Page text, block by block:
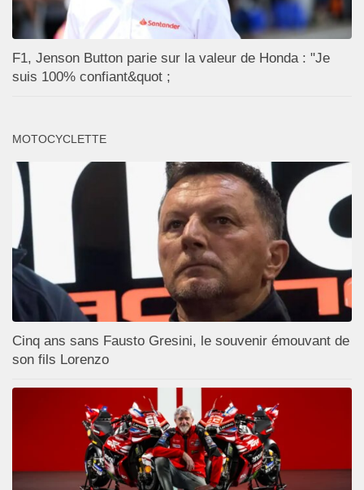
F1, Jenson Button parie sur la valeur de Honda : "Je
suis 100% confiant&quot ;
MOTOCYCLETTE
Cinq ans sans Fausto Gresini, le souvenir émouvant de
son fils Lorenzo